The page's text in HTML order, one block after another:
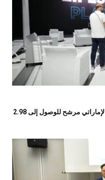
لايف سايز بلانز دبي: سوق العقارات الإماراتي مرشح للوصول إلى 2.98